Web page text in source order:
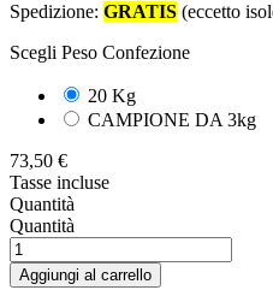
Spedizione: GRATIS (eccetto
Scegli Peso Confezione
20 Kg
CAMPIONE DA 3kg
73,50 €
Tasse incluse
Quantità
Quantità
Aggiungi al carrello